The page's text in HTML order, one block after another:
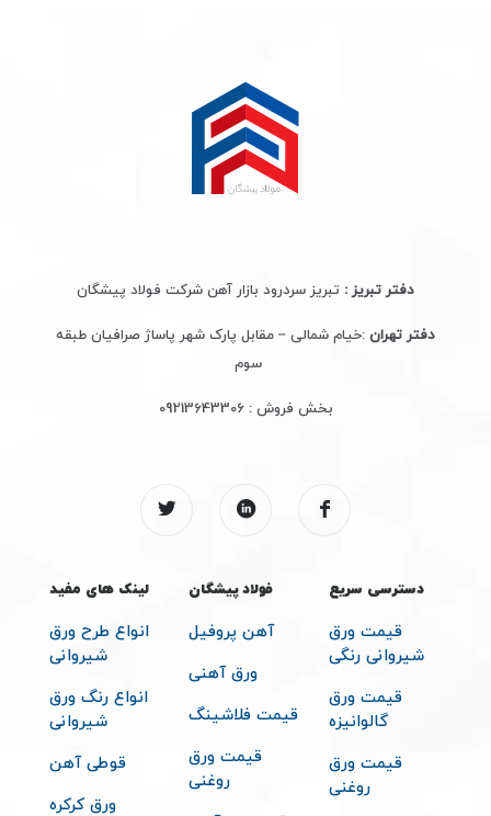
دفتر تبریز : تبریز سردرود بازار آهن شرکت فولاد پیشگان
دفتر تهران :خیام شمالی – مقابل پارک شهر پاساژ صرافیان طبقه
سوم
بخش فروش :09213643306
دسترسی سریع
قیمت ورق
شیروانی رنگی
قیمت ورق
گالوانیزه
قیمت ورق
روغنی
فولاد پیشگان
آهن پروفیل
ورق آهنی
قیمت فلاشینگ
قیمت ورق
روغنی
لینک های مفید
انواع طرح ورق
شیروانی
انواع رنگ ورق
شیروانی
قوطی آهن
ورق کرکره